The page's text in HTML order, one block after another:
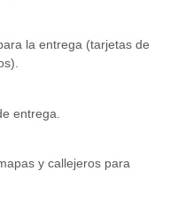
la entrega (tarjetas de
entrega.
y callejeros para